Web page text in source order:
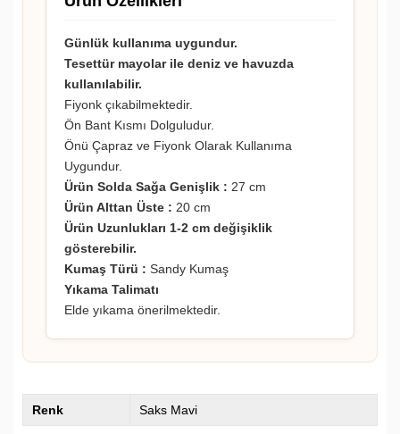
Günlük kullanıma uygundur.
Tesettür mayolar ile deniz ve havuzda
kullanılabilir.
Fiyonk çıkabilmektedir.
Ön Bant Kısmı Dolguludur.
Önü Çapraz ve Fiyonk Olarak Kullanıma
Uygundur.
Ürün Solda Sağa Genişlik : 27 cm
Ürün Alttan Üste : 20 cm
Ürün Uzunlukları 1-2 cm değişiklik
gösterebilir.
Kumaş Türü : Sandy Kumaş
Yıkama Talimatı
Elde yıkama önerilmektedir.
Renk Saks Mavi